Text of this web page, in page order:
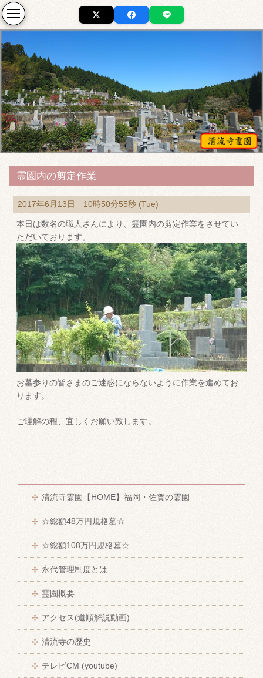
霊園内の剪定作業
2017年6月13日 10時50分55秒 (Tue)
本日は数名の職人さんにより、霊園内の剪定作業をさせてい
ただいております。
お墓参りの皆さまのご迷惑にならないように作業を進めてお
ります。
ご理解の程、宜しくお願い致します。
清流寺霊園【HOME】福岡・佐賀の霊園
☆総額48万円規格墓☆
☆総額108万円規格墓☆
永代管理制度とは
霊園概要
アクセス(道順解説動画)
清流寺の歴史
テレビCM (youtube)